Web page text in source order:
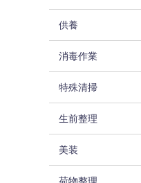
供養
消毒作業
特殊清掃
生前整理
美装
荷物整理